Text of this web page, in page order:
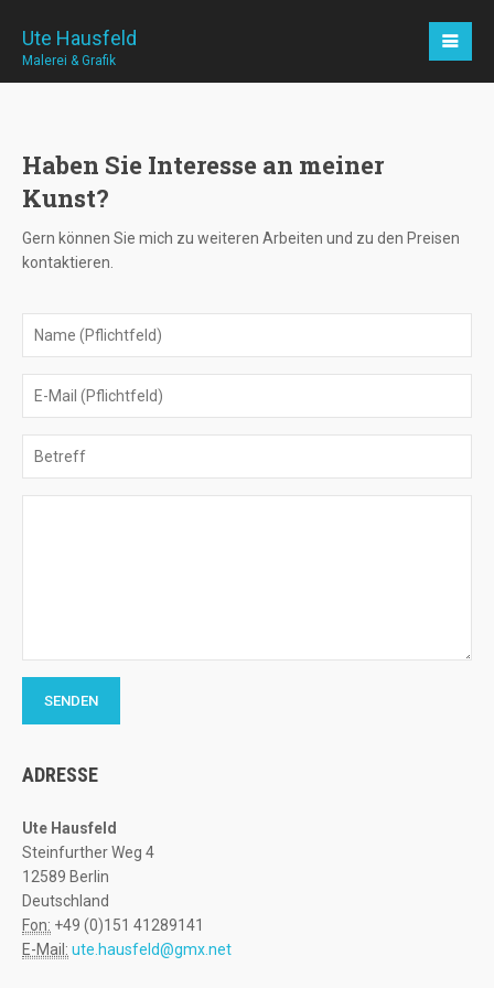
Ute Hausfeld
Malerei & Grafik
Haben Sie Interesse an meiner
Kunst?
Gern können Sie mich zu weiteren Arbeiten und zu den Preisen
kontaktieren.
ADRESSE
Ute Hausfeld
Steinfurther Weg 4
12589 Berlin
Deutschland
Fon: +49 (0)151 41289141
E-Mail: ute.hausfeld@gmx.net